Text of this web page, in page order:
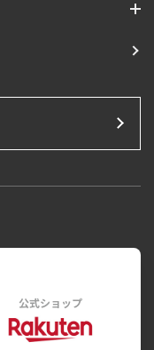
公式ショップ